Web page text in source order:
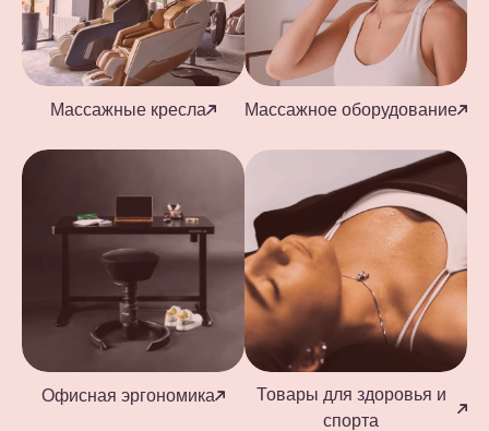
Массажные кресла Массажное оборудование
Офисная эргономика
Товары для здоровья и
спорта